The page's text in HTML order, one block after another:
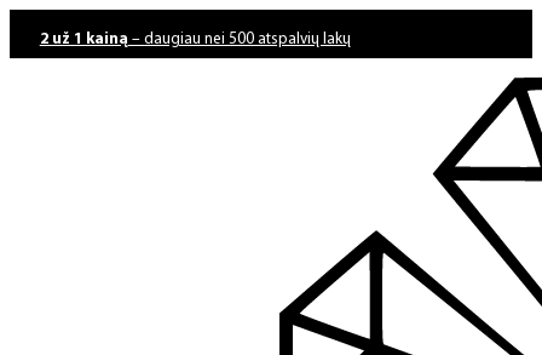
2 už 1 kainą – daugiau nei 500 atspalvių lakų